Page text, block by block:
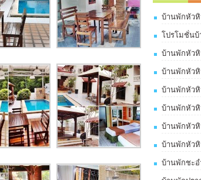
บ้านพักหัว
โปรโมชั่น
บ้านพักหัว
บ้านพักหัวหิ
บ้านพักหัวหิ
บ้านพักหัว
บ้านพักหัวหิ
บ้านพักหัว
บ้านพักชะอ